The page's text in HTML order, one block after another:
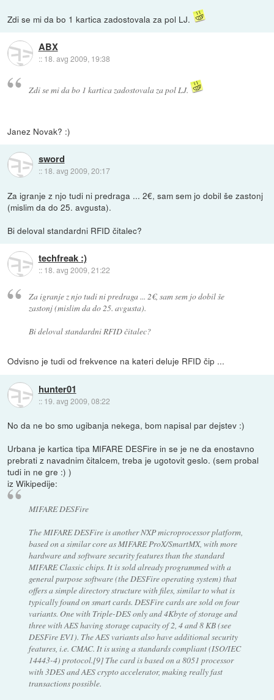
Zdi se mi da bo 1 kartica zadostovala za pol LJ.
ABX
:: 18. avg 2009, 19:38
Zdi se mi da bo 1 kartica zadostovala za pol LJ.
Janez Novak? :)
sword
:: 18. avg 2009, 20:17
Za igranje z njo tudi ni predraga ... 2€, sam sem jo dobil še zastonj
(mislim da do 25. avgusta).
Bi deloval standardni RFID čitalec?
techfreak :)
:: 18. avg 2009, 21:22
Za igranje z njo tudi ni predraga ... 2€, sam sem jo dobil še
zastonj (mislim da do 25. avgusta).
Bi deloval standardni RFID čitalec?
Odvisno je tudi od frekvence na kateri deluje RFID čip ...
hunter01
:: 19. avg 2009, 08:22
No da ne bo smo ugibanja nekega, bom napisal par dejstev :)
Urbana je kartica tipa MIFARE DESFire in se je ne da enostavno
prebrati z navadnim čitalcem, treba je ugotovit geslo. (sem probal
tudi in ne gre :) )
iz Wikipedije:
MIFARE DESFire
The MIFARE DESFire is another NXP microprocessor platform,
based on a similar core as MIFARE ProX/SmartMX, with more
hardware and software security features than the standard
MIFARE Classic chips. It is sold already programmed with a
general purpose software (the DESFire operating system) that
offers a simple directory structure with files, similar to what is
typically found on smart cards. DESFire cards are sold on four
variants. One with Triple-DES only and 4Kbyte of storage and
three with AES having storage capacity of 2, 4 and 8 KB (see
DESFire EV1). The AES variants also have additional security
features, i.e. CMAC. It is using a standards compliant (ISO/IEC
14443-4) protocol.[9] The card is based on a 8051 processor
with 3DES and AES crypto accelerator, making really fast
transactions possible.